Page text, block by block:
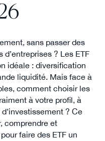
sans passer des
? Les ETF
idéale : diversification
liquidité. Mais face à
comment choisir les
à votre profil, à
? Ce
comprendre et
faire des ETF un